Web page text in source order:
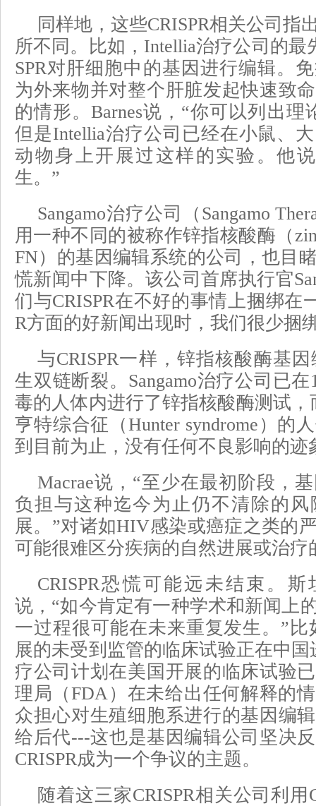
同样地，这些CRISPR相关公司指
所不同。比如，Intellia治疗公司的最
SPR对肝细胞中的基因进行编辑。
为外来物并对整个肝脏发起快速致
的情形。Barnes说，“你可以列出理
但是Intellia治疗公司已经在小鼠、
动物身上开展过这样的实验。他
生。”
Sangamo治疗公司（Sangamo
用一种不同的被称作锌指核酸酶（
FN）的基因编辑系统的公司，也目
慌新闻中下降。该公司首席执行官
们与CRISPR在不好的事情上捆绑在
R方面的好新闻出现时，我们很少捆
与CRISPR一样，锌指核酸酶基
生双链断裂。Sangamo治疗公司已
毒的人体内进行了锌指核酸酶测试
亨特综合征（Hunter syndrome）的
到目前为止，没有任何不良影响的迹
Macrae说，“至少在最初阶段，
负担与这种迄今为止仍不清除的
展。”对诸如HIV感染或癌症之类的
可能很难区分疾病的自然进展或治疗
CRISPR恐慌可能远未结束。斯
说，“如今肯定有一种学术和新闻上
一过程很可能在未来重复发生。”比
展的未受到监管的临床试验正在中国
疗公司计划在美国开展的临床试验
理局（FDA）在未给出任何解释的
众担心对生殖细胞系进行的基因编
给后代---这也是基因编辑公司坚决
CRISPR成为一个争议的主题。
随着这三家CRISPR相关公司利用